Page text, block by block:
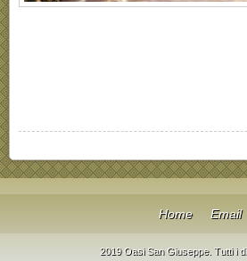
Home Email
2019 Oasi San Giuseppe. Tutti i